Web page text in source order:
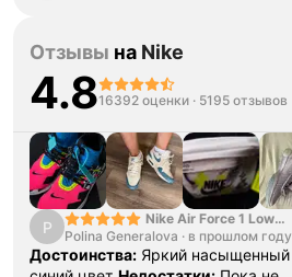
Отзывы на Nike
4.816392 оценки · 5195 отзывов
P
Nike Air Force 1 Low
College Pack White
Blue
Polina Generalova · в прошлом году
Достоинства: Яркий насыщенный